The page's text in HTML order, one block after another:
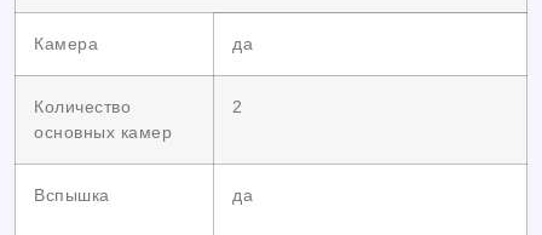
Камера да
Количество
основных камер
2
Вспышка да